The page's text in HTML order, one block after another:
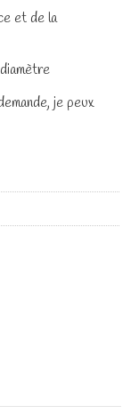
et de la
je peux